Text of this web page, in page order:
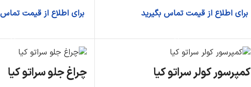
برای اطلاع از قیمت تماس بگیرید
برای اطلاع از قیمت تماس
کمپرسور کولر سراتو کیا چراغ جلو سراتو کیا